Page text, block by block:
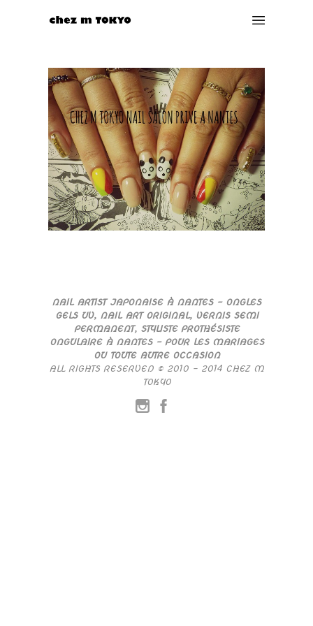
NAIL ARTIST JAPONAISE À NANTES – ONGLES
GELS UV, NAIL ART ORIGINAL, VERNIS SEMI
PERMANENT, STYLISTE PROTHÉSISTE
ONGULAIRE À NANTES – POUR LES MARIAGES
OU TOUTE AUTRE OCCASION
ALL RIGHTS RESERVED © 2010 – 2014 CHEZ M
TOKYO